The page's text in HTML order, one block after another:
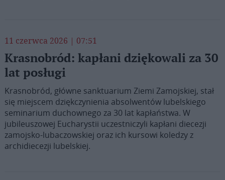
11 czerwca 2026 | 07:51
Krasnobród: kapłani dziękowali za 30
lat posługi
Krasnobród, główne sanktuarium Ziemi Zamojskiej, stał
się miejscem dziękczynienia absolwentów lubelskiego
seminarium duchownego za 30 lat kapłaństwa. W
jubileuszowej Eucharystii uczestniczyli kapłani diecezji
zamojsko-lubaczowskiej oraz ich kursowi koledzy z
archidiecezji lubelskiej.